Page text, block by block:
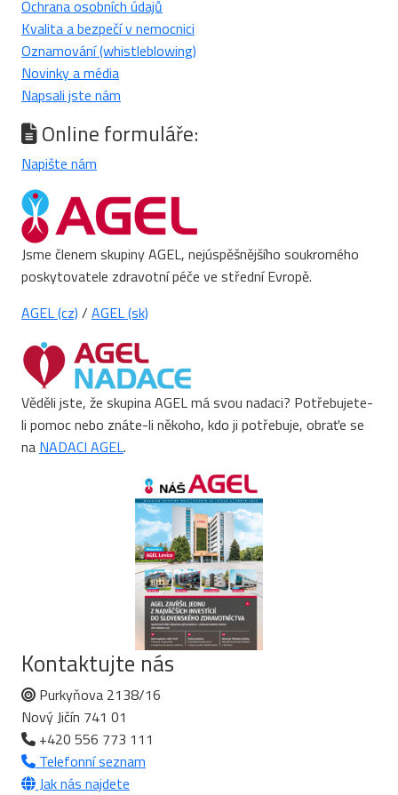
Ochrana osobních údajů
Kvalita a bezpečí v nemocnici
Oznamování (whistleblowing)
Novinky a média
Napsali jste nám
Online formuláře:
Napište nám
Jsme členem skupiny AGEL, nejúspěšnějšího soukromého
poskytovatele zdravotní péče ve střední Evropě.
AGEL (cz) / AGEL (sk)
Věděli jste, že skupina AGEL má svou nadaci? Potřebujete-
li pomoc nebo znáte-li někoho, kdo ji potřebuje, obraťe se
na NADACI AGEL.
Kontaktujte nás
Purkyňova 2138/16
Nový Jičín 741 01
+420 556 773 111
Telefonní seznam
Jak nás najdete